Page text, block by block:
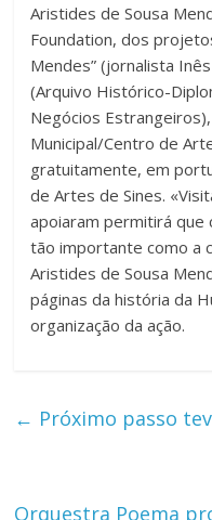
Aristides de Sousa
Foundation, dos
Mendes” (jornalista
(Arquivo Histórico-
Negócios
Municipal/Centro de
gratuitamente, em
de Artes de Sines.
apoiaram permitirá que
tão importante como a
Aristides de Sousa
páginas da história da
organização da ação.
← Próximo passo
Orquestra Poema